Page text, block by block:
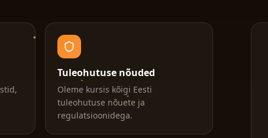
Tuleohutuse nõuded
Oleme kursis kõigi Eesti
tuleohutuse nõuete ja
regulatsioonidega.